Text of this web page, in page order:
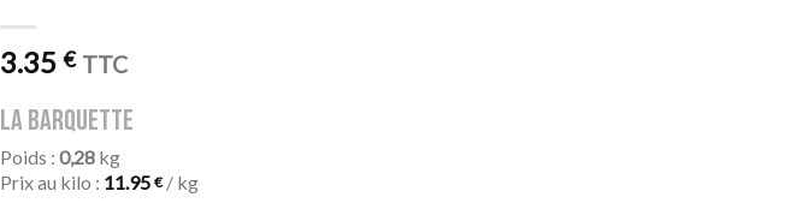
3.35 € TTC
la barquette
Poids : 0,28 kg
Prix au kilo : 11.95 €/ kg